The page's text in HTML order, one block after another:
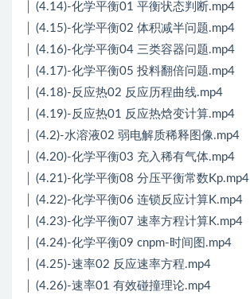
│ (4.14)-化学平衡01 平衡状态判断.mp4
│ (4.15)-化学平衡02 体积减半问题.mp4
│ (4.16)-化学平衡04 三类容器问题.mp4
│ (4.17)-化学平衡05 投料翻倍问题.mp4
│ (4.18)-反应热02 反应历程曲线.mp4
│ (4.19)-反应热01 反应热焓变计算.mp4
│ (4.2)-水溶液02 弱电解质稀释图像.mp4
│ (4.20)-化学平衡03 充入稀有气体.mp4
│ (4.21)-化学平衡08 分压平衡常数Kp.mp4
│ (4.22)-化学平衡06 连锁反应计算K.mp4
│ (4.23)-化学平衡07 速率方程计算K.mp4
│ (4.24)-化学平衡09 cnpm-时间图.mp4
│ (4.25)-速率02 反应速率方程.mp4
│ (4.26)-速率01 有效碰撞理论.mp4